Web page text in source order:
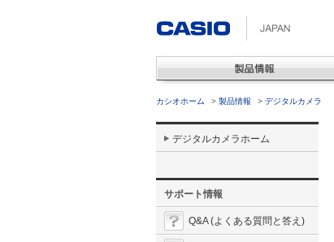
カシオホーム >製品情報 >デジタルカメラ
デジタルカメラホーム
サポート情報
Q&A (よくある質問と答え)